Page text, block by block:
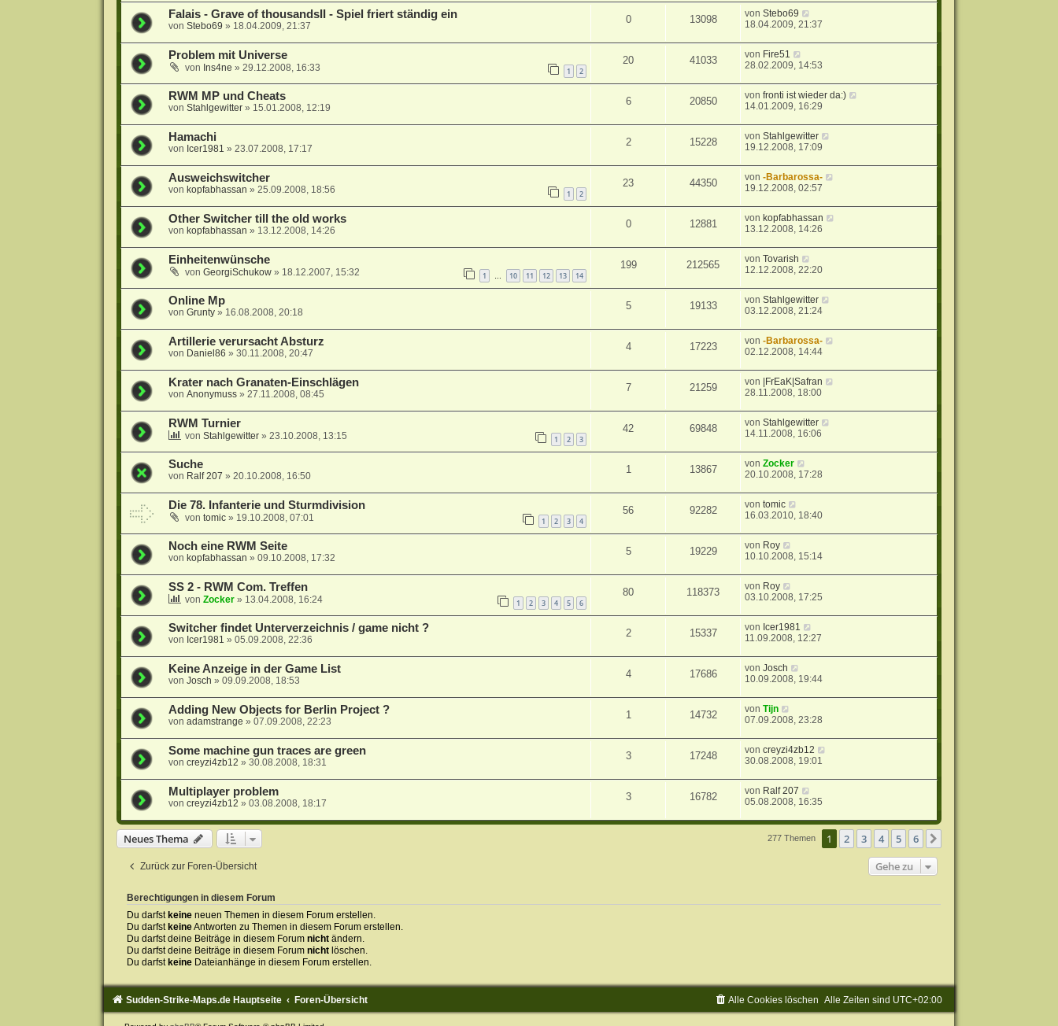
Falais - Grave of thousandsII - Spiel friert ständig ein
von Stebo69 » 18.04.2009, 21:37
0 13098 vonStebo69
18.04.2009, 21:37
Problem mit Universe
von Ins4ne » 29.12.2008, 16:33 1 2
20 41033 von Fire51
28.02.2009, 14:53
RWM MP und Cheats
von Stahlgewitter» 15.01.2008, 12:19
6 20850 vonfronti ist wieder da:)
14.01.2009, 16:29
Hamachi
von Icer1981 » 23.07.2008, 17:17
2 15228 vonStahlgewitter
19.12.2008, 17:09
Ausweichswitcher
von kopfabhassan » 25.09.2008, 18:56 1 2
23 44350 von-Barbarossa-
19.12.2008, 02:57
Other Switcher till the old works
von kopfabhassan » 13.12.2008, 14:26
0 12881 von kopfabhassan
13.12.2008, 14:26
Einheitenwünsche
von GeorgiSchukow» 18.12.2007, 15:32 1 … 10 11 12 13 14
199 212565 vonTovarish
12.12.2008, 22:20
Online Mp
von Grunty» 16.08.2008, 20:18
5 19133 vonStahlgewitter
03.12.2008, 21:24
Artillerie verursacht Absturz
von Daniel86 » 30.11.2008, 20:47
4 17223 von-Barbarossa-
02.12.2008, 14:44
Krater nach Granaten-Einschlägen
von Anonymuss» 27.11.2008, 08:45
7 21259 von
|FrEaK|Safran
28.11.2008, 18:00
RWM Turnier
von Stahlgewitter» 23.10.2008, 13:15 1 2 3
42 69848 vonStahlgewitter
14.11.2008, 16:06
Suche
von Ralf 207 » 20.10.2008, 16:50
1 13867 vonZocker
20.10.2008, 17:28
Die 78. Infanterie und Sturmdivision
von tomic» 19.10.2008, 07:01 1 2 3 4
56 92282 vontomic
16.03.2010, 18:40
Noch eine RWM Seite
von kopfabhassan » 09.10.2008, 17:32
5 19229 von Roy
10.10.2008, 15:14
SS 2 - RWM Com. Treffen
von Zocker» 13.04.2008, 16:24 1 2 3 4 5 6
80 118373 von Roy
03.10.2008, 17:25
Switcher findet Unterverzeichnis / game nicht ?
von Icer1981 » 05.09.2008, 22:36
2 15337 von Icer1981
11.09.2008, 12:27
Keine Anzeige in der Game List
von Josch » 09.09.2008, 18:53
4 17686 vonJosch
10.09.2008, 19:44
Adding New Objects for Berlin Project ?
von adamstrange » 07.09.2008, 22:23
1 14732 vonTijn
07.09.2008, 23:28
Some machine gun traces are green
von creyzi4zb12 » 30.08.2008, 18:31
3 17248 voncreyzi4zb12
30.08.2008, 19:01
Multiplayer problem
von creyzi4zb12 » 03.08.2008, 18:17
3 16782 von Ralf 207
05.08.2008, 16:35
Neues Thema 277 Themen 1 2 3 4 5 6
Zurück zur Foren-Übersicht Gehe zu
Berechtigungen in diesem Forum
Du darfst keineneuen Themen in diesem Forum erstellen.
Du darfst keineAntworten zu Themen in diesem Forum erstellen.
Du darfst deine Beiträge in diesem Forum nichtändern.
Du darfst deine Beiträge in diesem Forum nichtlöschen.
Du darfst keineDateianhänge in diesem Forum erstellen.
Sudden-Strike-Maps.de Hauptseite Foren-Übersicht Alle Zeiten sind UTC+02:00
Alle Cookies löschen